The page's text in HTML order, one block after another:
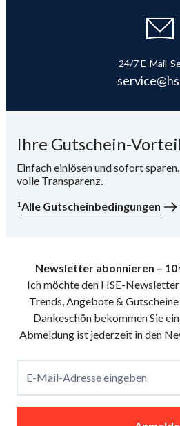
24/7 E-Mail-
Ihre Gutschein-
Einfach einlösen und sofort
volle Transparenz.
1Alle Gutscheinbedingungen
Newsletter abonnieren –
Ich möchte den HSE-
Trends, Angebote &
Dankeschön bekommen Sie
Abmeldung ist jederzeit in den
E-Mail-Adresse eingeben